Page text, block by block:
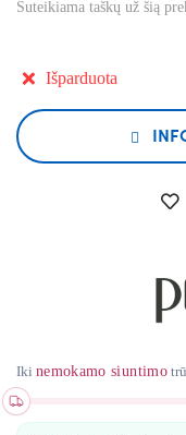
Suteikiama taškų už šią
Išparduota
Iki nemokamo siuntimo